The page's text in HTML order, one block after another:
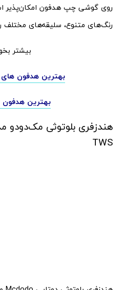
روی گوشی چپ هدفون امکان‌پذیر
رنگ‌های متنوع، سلیقه‌های
بیشتر
بهترین هدفون های
بهترین
TWS